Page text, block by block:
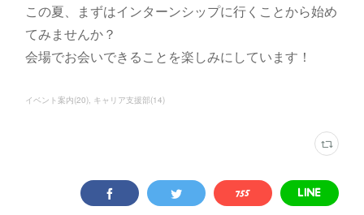
この夏、まずはインターンシップに行くことから始め
てみませんか？
会場でお会いできることを楽しみにしています！
イベント案内(20) キャリア支援部(14)